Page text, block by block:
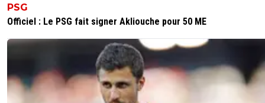
PSG
Officiel : Le PSG fait signer Akliouche pour 50 ME